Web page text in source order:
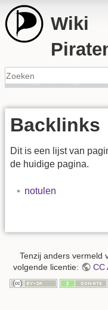
Wiki
Backlinks
Dit is een lijst van
de huidige pagina.
notulen
Tenzij anders vermeld
volgende licentie:
CC